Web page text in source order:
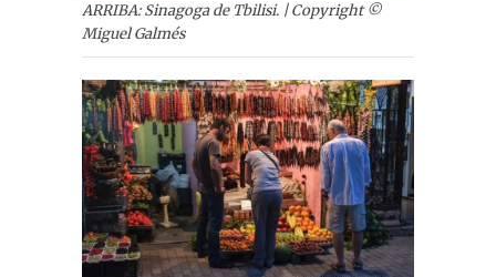
ARRIBA: Sinagoga de Tbilisi. | Copyright ©
Miguel Galmés